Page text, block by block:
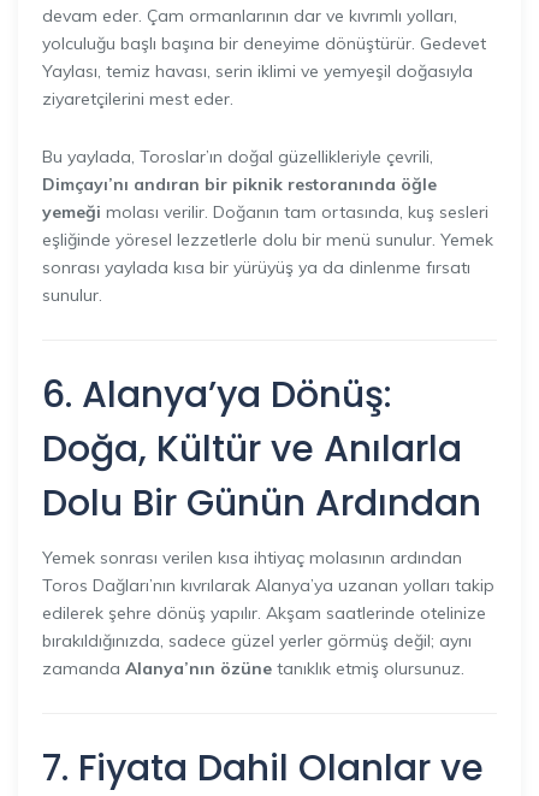
devam eder. Çam ormanlarının dar ve kıvrımlı yolları,
yolculuğu başlı başına bir deneyime dönüştürür. Gedevet
Yaylası, temiz havası, serin iklimi ve yemyeşil doğasıyla
ziyaretçilerini mest eder.
Bu yaylada, Toroslar’ın doğal güzellikleriyle çevrili,
Dimçayı’nı andıran bir piknik restoranında öğle
yemeği molası verilir. Doğanın tam ortasında, kuş sesleri
eşliğinde yöresel lezzetlerle dolu bir menü sunulur. Yemek
sonrası yaylada kısa bir yürüyüş ya da dinlenme fırsatı
sunulur.
6. Alanya’ya Dönüş:
Doğa, Kültür ve Anılarla
Dolu Bir Günün Ardından
Yemek sonrası verilen kısa ihtiyaç molasının ardından
Toros Dağları’nın kıvrılarak Alanya’ya uzanan yolları takip
edilerek şehre dönüş yapılır. Akşam saatlerinde otelinize
bırakıldığınızda, sadece güzel yerler görmüş değil; aynı
zamanda Alanya’nın özüne tanıklık etmiş olursunuz.
7. Fiyata Dahil Olanlar ve